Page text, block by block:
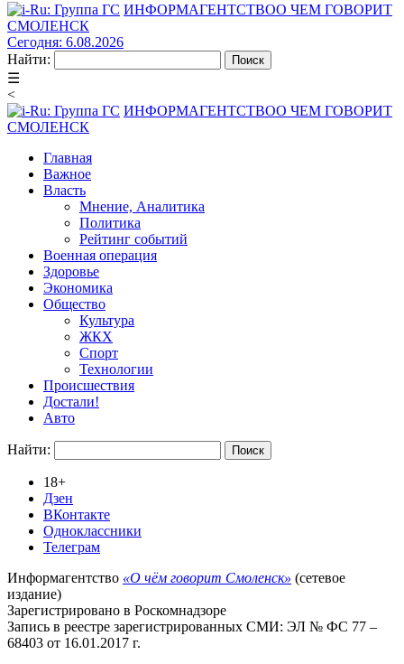
ИНФОРМАГЕНТСТВОО ЧЕМ ГОВОРИТ
СМОЛЕНСК
Сегодня: 6.08.2026
Найти:
☰
<
ИНФОРМАГЕНТСТВОО ЧЕМ ГОВОРИТ
СМОЛЕНСК
Главная
Важное
Власть
Мнение, Аналитика
Политика
Рейтинг событий
Военная операция
Здоровье
Экономика
Общество
Культура
ЖКХ
Спорт
Технологии
Происшествия
Достали!
Авто
Найти:
18+
Дзен
ВКонтакте
Одноклассники
Телеграм
Информагентство «О чём говорит Смоленск» (сетевое
издание)
Зарегистрировано в Роскомнадзоре
Запись в реестре зарегистрированных СМИ: ЭЛ № ФС 77 –
68403 от 16.01.2017 г.